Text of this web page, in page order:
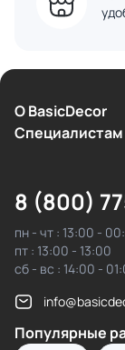
О BasicDecor
Cпециалистам
8 (800)
пн - чт : 13:00 -
пт : 13:00 - 13:00
сб - вс : 14:00 -
Популярные